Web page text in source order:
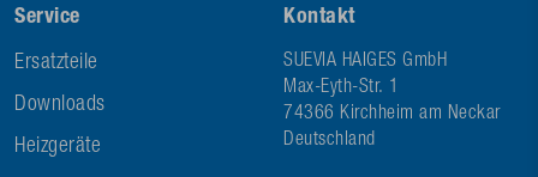
Service
Ersatzteile
Downloads
Heizgeräte
Kontakt
SUEVIA HAIGES GmbH
Max-Eyth-Str. 1
74366 Kirchheim am Neckar
Deutschland